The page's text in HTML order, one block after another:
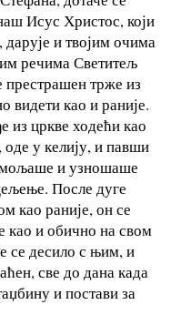
Исус Христос, који
и твојим очима
речима Светитељ
трже из
видети као и раније.
из цркве ходећи као
оде у келију, и павши
мољаше и узношаше
После дуге
као раније, он се
као и обично на свом
се десило с њим, и
све до дана када
и постави за